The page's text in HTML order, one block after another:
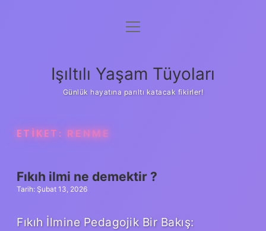
Anasayfa
Yasal Uyarı
menüyü
Işıltılı Yaşam Tüyoları
Günlük hayatına parıltı katacak fikirler!
ETIKET: RENME
Fıkıh ilmi ne demektir ?
Tarih: Şubat 13, 2026
Fıkıh İlmine Pedagojik Bir Bakış: